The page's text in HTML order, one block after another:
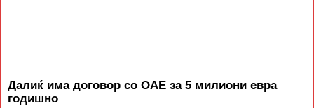
Далиќ има договор со ОАЕ за 5 милиони евра
годишно